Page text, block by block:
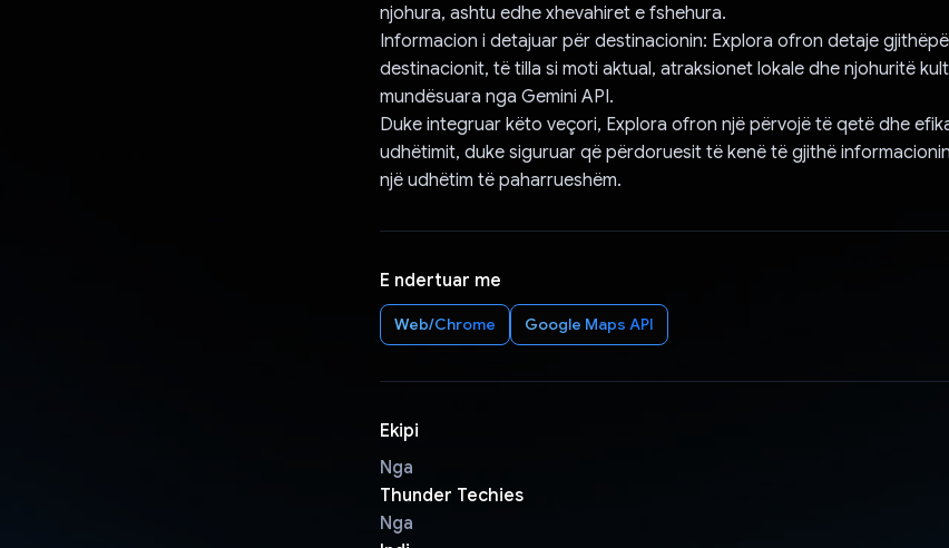
njohura, ashtu edhe xhevahiret e fshehura.
Informacion i detajuar për destinacionin: Explora ofron detaje
destinacionit, të tilla si moti aktual, atraksionet lokale dhe njohuritë
mundësuara nga Gemini API.
Duke integruar këto veçori, Explora ofron një përvojë të qetë dhe
udhëtimit, duke siguruar që përdoruesit të kenë të gjithë
një udhëtim të paharrueshëm.
E ndertuar me
Web/Chrome Google Maps API
Ekipi
Nga
Thunder Techies
Nga